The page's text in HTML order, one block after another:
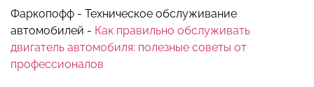
Безопасность
Фаркопофф - Техническое обслуживание
автомобилей - Как правильно обслуживать
двигатель автомобиля: полезные советы от
профессионалов